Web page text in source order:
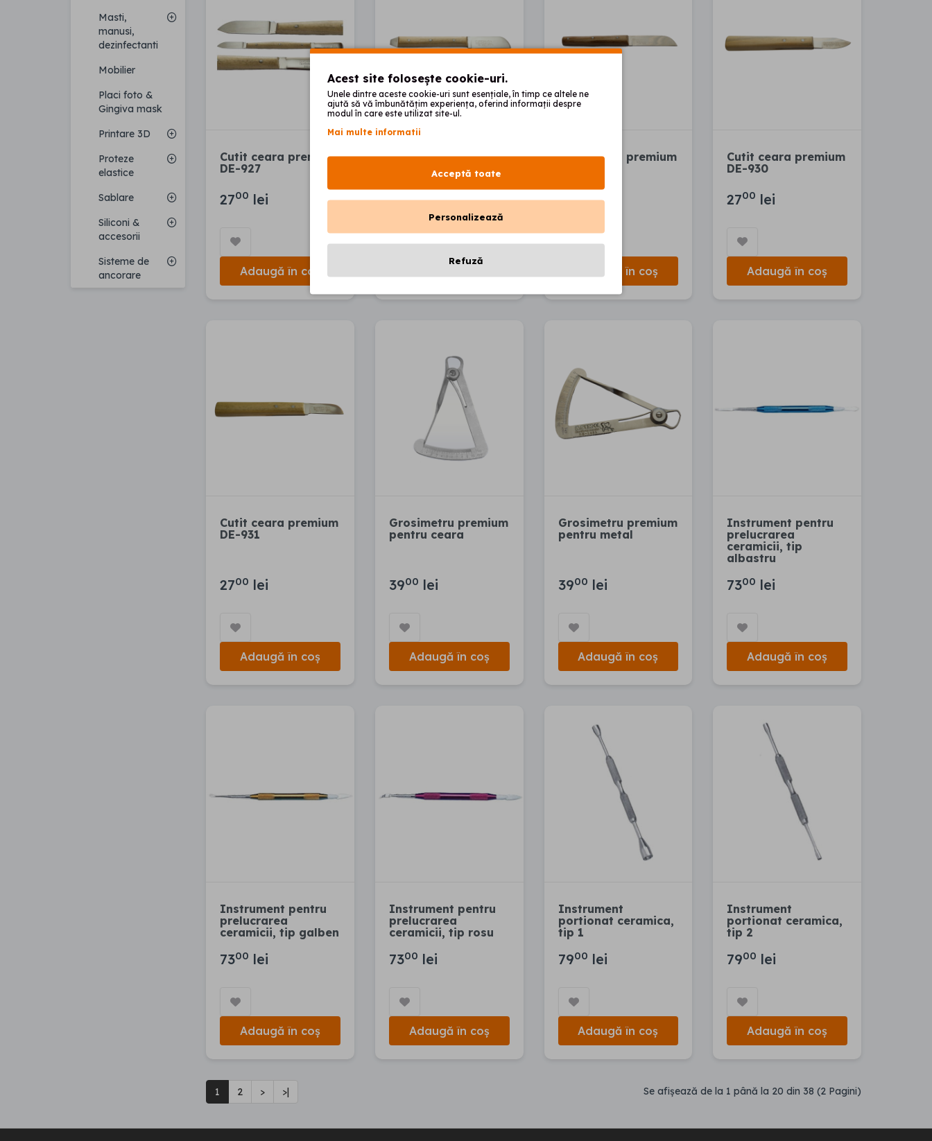
Masti,
manusi,
dezinfectanti
Mobilier
Placi foto &
Gingiva mask
Printare 3D
Proteze
elastice
Sablare
Siliconi &
accesorii
Sisteme de
ancorare
Cutit ceara premium
DE-927
2700 lei
Adaugă în coș
Cutit ceara premium
29 lei
Cutit ceara premium
29 lei
Adaugă în coș
Cutit ceara premium
DE-930
2700 lei
Adaugă în coș
Cutit ceara premium
DE-931
2700 lei
Adaugă în coș
Grosimetru premium
pentru ceara
3900 lei
Adaugă în coș
Grosimetru premium
pentru metal
3900 lei
Adaugă în coș
Instrument pentru
prelucrarea
ceramicii, tip
albastru
7300 lei
Adaugă în coș
Instrument pentru
prelucrarea
ceramicii, tip galben
7300 lei
Adaugă în coș
Instrument pentru
prelucrarea
ceramicii, tip rosu
7300 lei
Adaugă în coș
Instrument
portionat ceramica,
tip 1
7900 lei
Adaugă în coș
Instrument
portionat ceramica,
tip 2
7900 lei
Adaugă în coș
1 2 > >| Se afişează de la 1 până la 20 din 38 (2 Pagini)
Acest site folosește cookie-uri.
Unele dintre aceste cookie-uri sunt esențiale, în timp ce altele ne
ajută să vă îmbunătățim experiența, oferind informații despre
modul în care este utilizat site-ul.
Mai multe informatii
Acceptă toate
Personalizează
Refuză